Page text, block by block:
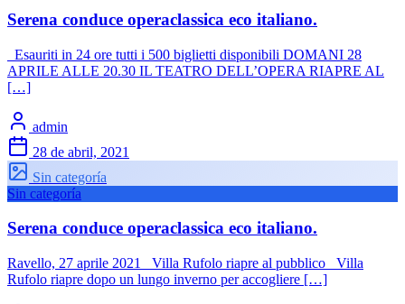
Serena conduce operaclassica eco italiano.
Esauriti in 24 ore tutti i 500 biglietti disponibili DOMANI 28
APRILE ALLE 20.30 IL TEATRO DELL’OPERA RIAPRE AL
[…]
admin
28 de abril, 2021
Sin categoría
Sin categoría
Serena conduce operaclassica eco italiano.
Ravello, 27 aprile 2021 Villa Rufolo riapre al pubblico Villa
Rufolo riapre dopo un lungo inverno per accogliere […]